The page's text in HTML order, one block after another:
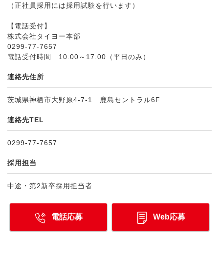
（正社員採用には採用試験を行います）
【電話受付】
株式会社タイヨー本部
0299-77-7657
電話受付時間 10:00～17:00（平日のみ）
連絡先住所
茨城県神栖市大野原4-7-1 鹿島セントラル6F
連絡先TEL
0299-77-7657
採用担当
中途・第2新卒採用担当者
電話応募 Web応募